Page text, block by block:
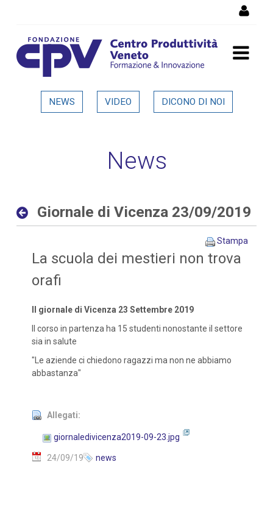
Giornale di Vicenza
NEWS VIDEO DICONO DI NOI
News
Giornale di Vicenza 23/09/2019
Stampa
La scuola dei mestieri non trova
orafi
Il giornale di Vicenza 23 Settembre 2019
Il corso in partenza ha 15 studenti nonostante il settore
sia in salute
"Le aziende ci chiedono ragazzi ma non ne abbiamo
abbastanza"
Allegati:
giornaledivicenza2019-09-23.jpg
24/09/19 news